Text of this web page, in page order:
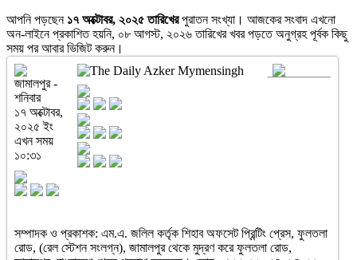
আপনি পড়ছেন ১৭ অক্টোবর, ২০২৫ তারিখেরপুরাতন সংখ্যা। আজকের সংবাদ এখনো
অন-লাইনে প্রকাশিত হয়নি, ০৮ আগস্ট, ২০২৬ তারিখের খবর পড়তে অনুগ্রহ পূর্বক কিছু
সময় পর আবার ভিজিট করুন।
জামালপুর -
শনিবার
১৭ অক্টোবর,
২০২৫ ইং
এখন সময়
১০:৩১
সম্পাদক ও প্রকাশক: এম.এ. জলিল কর্তৃক শিহাব অফসেট প্রিন্টিং প্রেস, ফুলতলা
রোড, (রেল স্টেশন সংলগ্ন), জামালপুর থেকে মুদ্রণ করে ফুলতলা রোড,